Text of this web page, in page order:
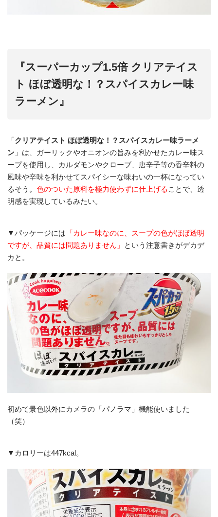
『スーパーカップ1.5倍 クリアテイス
ト ほぼ透明な！？スパイスカレー味
ラーメン』
「クリアテイスト ほぼ透明な！？スパイスカレー味ラーメ
ン 」は、ガーリックやオニオンの旨みを利かせたカレー味ス
ープを使用し、カルダモンやクローブ、唐辛子等の香辛料の
風味や辛味を利かせてスパイシーな味わいの一杯になってい
るそう。 色のついた原料を極力使わずに仕上げる ことで、透
明感を実現しているみたい。
▼パッケージには 「カレー味なのに、スープの色がほぼ透明
ですが、品質には問題ありません」
という注意書きがデカデ
カと。
初めて景色以外にカメラの「パノラマ」機能使いました
（笑）
▼カロリーは447kcal。